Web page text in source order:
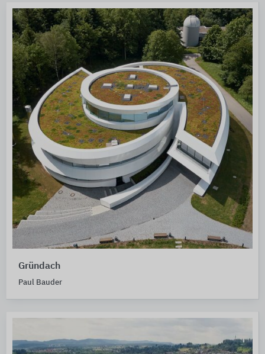
Gründach
Paul Bauder